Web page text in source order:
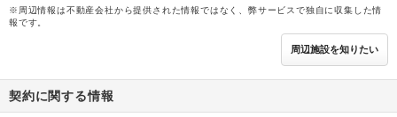
※周辺情報は不動産会社から提供された情報ではなく、弊サービスで独自に収集した情
報です。
周辺施設を知りたい
契約に関する情報